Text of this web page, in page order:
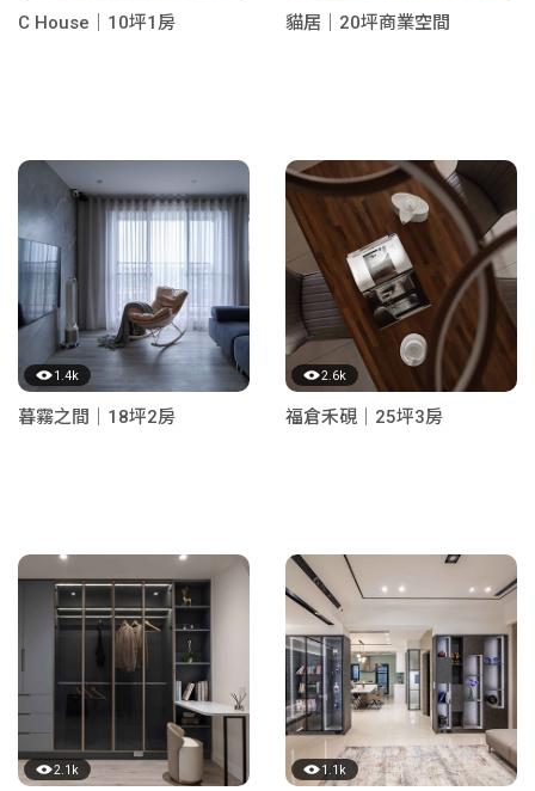
C House｜10坪1房 貓居｜20坪商業空間
1.4k
暮霧之間｜18坪2房
2.6k
福倉禾硯｜25坪3房
2.1k 1.1k